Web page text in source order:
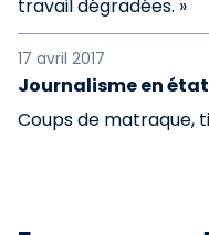
travail dégradées. »
17 avril 2017
Journalisme en
Coups de matraque,